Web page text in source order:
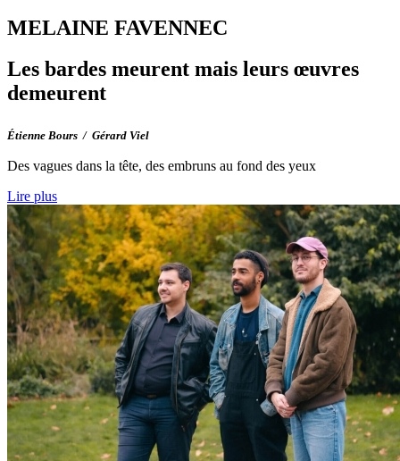
MELAINE FAVENNEC
Les bardes meurent mais leurs œuvres
demeurent
Étienne Bours / Gérard Viel
Des vagues dans la tête, des embruns au fond des yeux
Lire plus